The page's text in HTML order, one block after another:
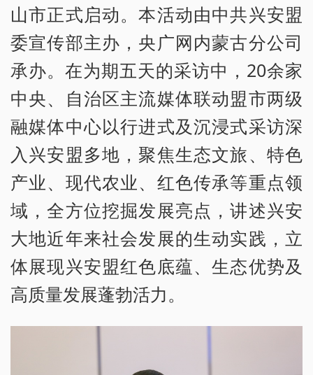
山市正式启动。本活动由中共兴安盟
委宣传部主办，央广网内蒙古分公司
承办。在为期五天的采访中，20余家
中央、自治区主流媒体联动盟市两级
融媒体中心以行进式及沉浸式采访深
入兴安盟多地，聚焦生态文旅、特色
产业、现代农业、红色传承等重点领
域，全方位挖掘发展亮点，讲述兴安
大地近年来社会发展的生动实践，立
体展现兴安盟红色底蕴、生态优势及
高质量发展蓬勃活力。